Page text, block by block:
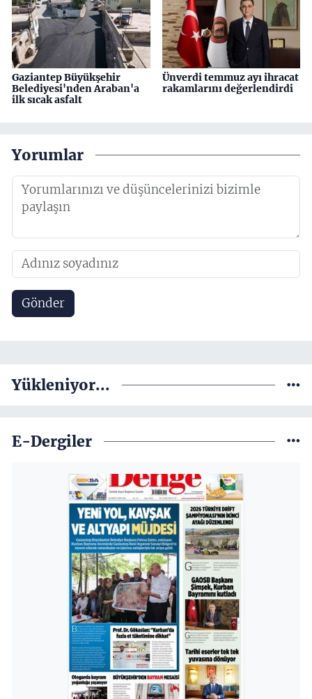
Gaziantep Büyükşehir
Belediyesi'nden Araban'a
ilk sıcak asfalt
Ünverdi temmuz ayı ihracat
rakamlarını değerlendirdi
Yorumlar
Gönder
Yükleniyor...
E-Dergiler